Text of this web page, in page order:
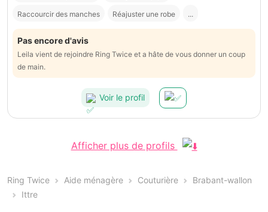
Raccourcir des manches Réajuster une robe ...
Pas encore d'avis
Leila vient de rejoindre Ring Twice et a hâte de vous donner un coup
de main.
Voir le profil
Afficher plus de profils
Ring Twice Aide ménagère Couturière
Brabant-wallon
Ittre